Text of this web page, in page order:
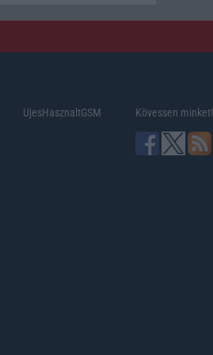
UjesHasznaltGSM Kövessen minket!